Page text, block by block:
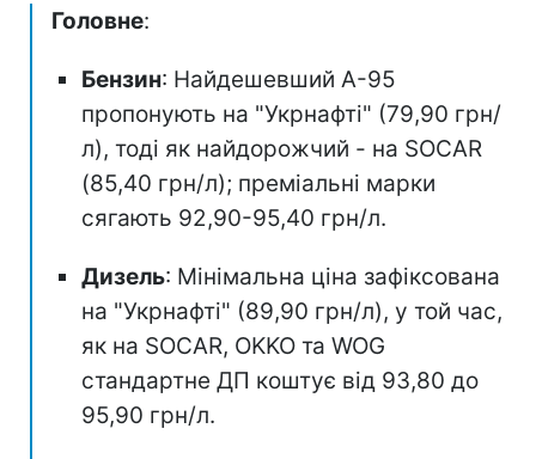
Головне:
Бензин: Найдешевший А-95
пропонують на "Укрнафті" (79,90 грн/
л), тоді як найдорожчий - на SOCAR
(85,40 грн/л); преміальні марки
сягають 92,90-95,40 грн/л.
Дизель: Мінімальна ціна зафіксована
на "Укрнафті" (89,90 грн/л), у той час,
як на SOCAR, OKKO та WOG
стандартне ДП коштує від 93,80 до
95,90 грн/л.